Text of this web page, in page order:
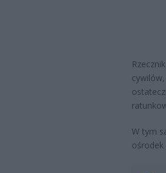
W tym
ośrodek